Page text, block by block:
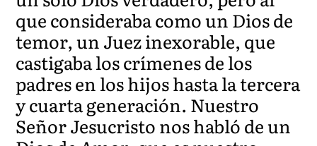
que consideraba como un Dios de
temor, un Juez inexorable, que
castigaba los crímenes de los
padres en los hijos hasta la tercera
y cuarta generación. Nuestro
Señor Jesucristo nos habló de un